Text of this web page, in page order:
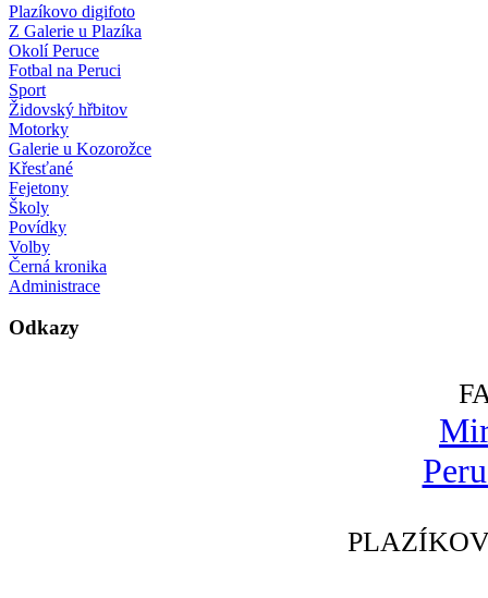
Plazíkovo digifoto
Z Galerie u Plazíka
Okolí Peruce
Fotbal na Peruci
Sport
Židovský hřbitov
Motorky
Galerie u Kozorožce
Křesťané
Fejetony
Školy
Povídky
Volby
Černá kronika
Administrace
Odkazy